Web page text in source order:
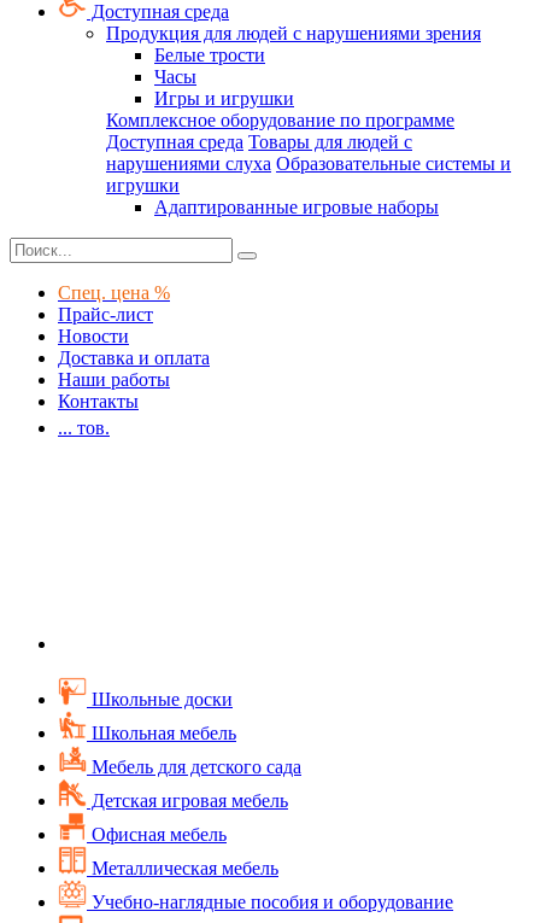
Доступная среда
Продукция для людей с нарушениями зрения
Белые трости
Часы
Игры и игрушки
Комплексное оборудование по программе
Доступная среда Товары для людей с
нарушениями слуха Образовательные системы и
игрушки
Адаптированные игровые наборы
Спец. цена %
Прайс-лист
Новости
Доставка и оплата
Наши работы
Контакты
... тов.
Школьные доски
Школьная мебель
Мебель для детского сада
Детская игровая мебель
Офисная мебель
Металлическая мебель
Учебно-наглядные пособия и оборудование